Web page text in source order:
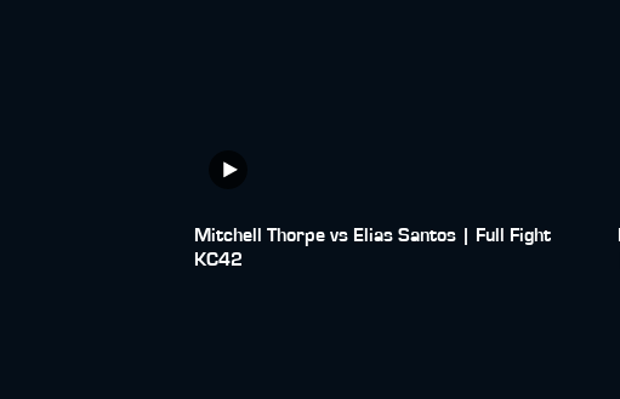
Mitchell Thorpe vs Elias Santos | Full Fight
KC42